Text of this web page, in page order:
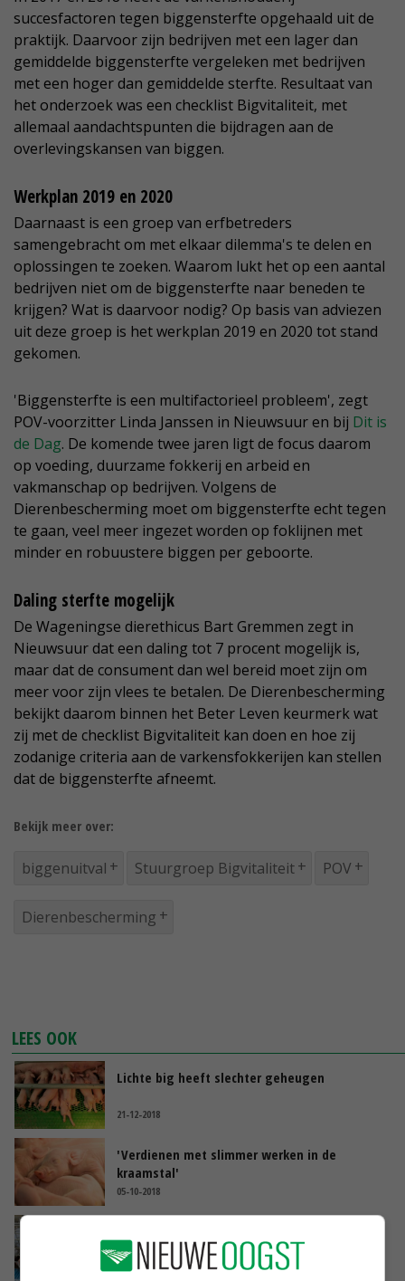
succesfactoren tegen biggensterfte opgehaald uit de
praktijk. Daarvoor zijn bedrijven met een lager dan
gemiddelde biggensterfte vergeleken met bedrijven
met een hoger dan gemiddelde sterfte. Resultaat van
het onderzoek was een checklist Bigvitaliteit, met
allemaal aandachtspunten die bijdragen aan de
overlevingskansen van biggen.
Werkplan 2019 en 2020
Daarnaast is een groep van erfbetreders
samengebracht om met elkaar dilemma's te delen en
oplossingen te zoeken. Waarom lukt het op een aantal
bedrijven niet om de biggensterfte naar beneden te
krijgen? Wat is daarvoor nodig? Op basis van adviezen
uit deze groep is het werkplan 2019 en 2020 tot stand
gekomen.
'Biggensterfte is een multifactorieel probleem', zegt
POV-voorzitter Linda Janssen in Nieuwsuur en bij Dit is
de Dag. De komende twee jaren ligt de focus daarom
op voeding, duurzame fokkerij en arbeid en
vakmanschap op bedrijven. Volgens de
Dierenbescherming moet om biggensterfte echt tegen
te gaan, veel meer ingezet worden op foklijnen met
minder en robuustere biggen per geboorte.
Daling sterfte mogelijk
De Wageningse dierethicus Bart Gremmen zegt in
Nieuwsuur dat een daling tot 7 procent mogelijk is,
maar dat de consument dan wel bereid moet zijn om
meer voor zijn vlees te betalen. De Dierenbescherming
bekijkt daarom binnen het Beter Leven keurmerk wat
zij met de checklist Bigvitaliteit kan doen en hoe zij
zodanige criteria aan de varkensfokkerijen kan stellen
dat de biggensterfte afneemt.
Bekijk meer over:
biggenuitval Stuurgroep Bigvitaliteit POV
Dierenbescherming
LEES OOK
Lichte big heeft slechter geheugen
21-12-2018
'Verdienen met slimmer werken in de
kraamstal'
05-10-2018
op
04-10-2018